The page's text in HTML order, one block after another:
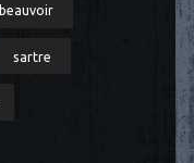
beauvoir
sartre